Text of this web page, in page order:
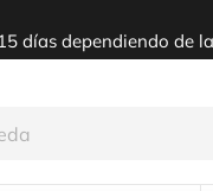
días dependiendo de